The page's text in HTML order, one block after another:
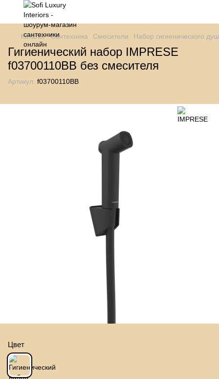
Каталог Сантехника Смесители Набор гигиенического
Гигиенический набор IMPRESE
f03700110BB без смесителя
Артикул: f03700110BB
Цвет